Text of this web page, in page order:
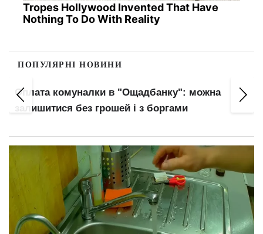
Tropes Hollywood Invented That Have
Nothing To Do With Reality
ПОПУЛЯРНІ НОВИНИ
Правила виплати відпускних змінилися:
головний нюанс для працівників